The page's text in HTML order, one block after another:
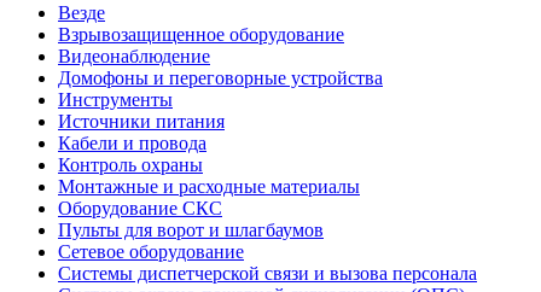
Везде
Взрывозащищенное оборудование
Видеонаблюдение
Домофоны и переговорные устройства
Инструменты
Источники питания
Кабели и провода
Контроль охраны
Монтажные и расходные материалы
Оборудование СКС
Пульты для ворот и шлагбаумов
Сетевое оборудование
Системы диспетчерской связи и вызова персонала